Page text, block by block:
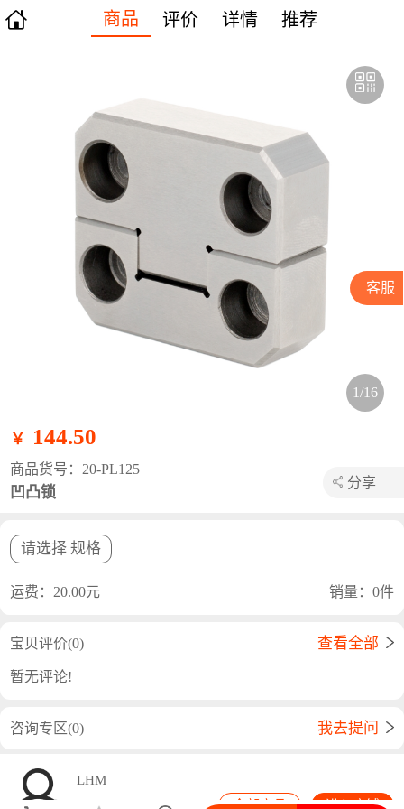
 商品 评价 详情 推荐
1/16
￥ 144.50
商品货号：20-PL125
凹凸锁
分享
请选择 规格
运费：20.00元 销量：0件
宝贝评价(0) 查看全部
暂无评论!
咨询专区(0) 我去提问
LHM
全部商品 进入店铺
长按海报保存图片或者使用浏览器分享
客服